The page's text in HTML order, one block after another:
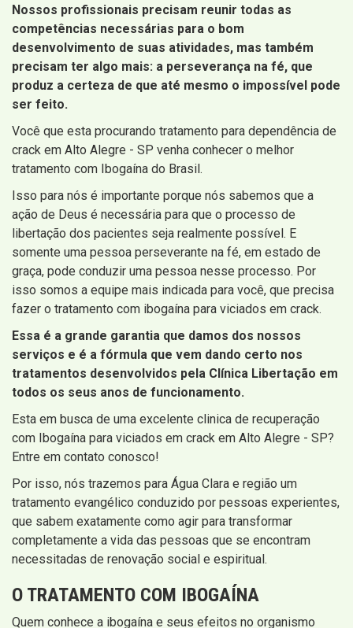
Nossos profissionais precisam reunir todas as
competências necessárias para o bom
desenvolvimento de suas atividades, mas também
precisam ter algo mais: a perseverança na fé, que
produz a certeza de que até mesmo o impossível pode
ser feito.
Você que esta procurando tratamento para dependência de
crack em Alto Alegre - SP venha conhecer o melhor
tratamento com Ibogaína do Brasil.
Isso para nós é importante porque nós sabemos que a
ação de Deus é necessária para que o processo de
libertação dos pacientes seja realmente possível. E
somente uma pessoa perseverante na fé, em estado de
graça, pode conduzir uma pessoa nesse processo. Por
isso somos a equipe mais indicada para você, que precisa
fazer o tratamento com ibogaína para viciados em crack.
Essa é a grande garantia que damos dos nossos
serviços e é a fórmula que vem dando certo nos
tratamentos desenvolvidos pela Clínica Libertação em
todos os seus anos de funcionamento.
Esta em busca de uma excelente clinica de recuperação
com Ibogaína para viciados em crack em Alto Alegre - SP?
Entre em contato conosco!
Por isso, nós trazemos para Água Clara e região um
tratamento evangélico conduzido por pessoas experientes,
que sabem exatamente como agir para transformar
completamente a vida das pessoas que se encontram
necessitadas de renovação social e espiritual.
O TRATAMENTO COM IBOGAÍNA
Quem conhece a ibogaína e seus efeitos no organismo